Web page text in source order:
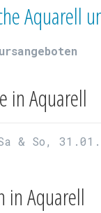
Aquarell
in Aquarell
& So,
in Aquarell